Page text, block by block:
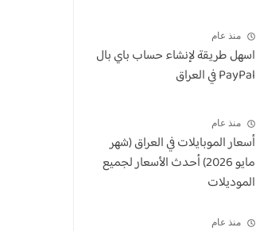
منذ عام
اسهل طريقة لإنشاء حساب باي بال
PayPal في العراق
منذ عام
أسعار الموبايلات في العراق (شهر
مايو 2026) أحدث الأسعار لجميع
الموديلات
منذ عام